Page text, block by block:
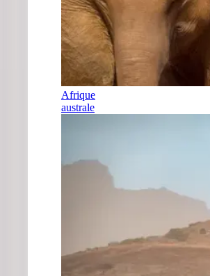
Afrique
australe